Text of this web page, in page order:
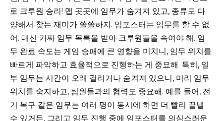
로 크루원 승리! 맵 곳곳에 임무가 숨겨져 있고, 종류도 다
양해서 찾는 재미가 쏠쏠하지. 임포스터는 임무를 할 수 없
어. 대신 가짜 임무 목록을 받아 크루원들을 속여야 해. 임
무 완료 속도는 게임 승패에 큰 영향을 미치니, 임무 위치를
빠르게 파악하고 효율적으로 진행하는 게 중요해. 특히, 일
부 임무는 시간이 오래 걸리거나 숨겨져 있으니, 미리 임무
위치를 숙지하고, 팀원들과의 협력도 중요해. 예를 들어, 전
기 복구 같은 임무는 여러 명이 동시에 하면 더 빨리 끝낼
수 있거든. 그리고 임무 진행 중에 임포스터를 의심스러운